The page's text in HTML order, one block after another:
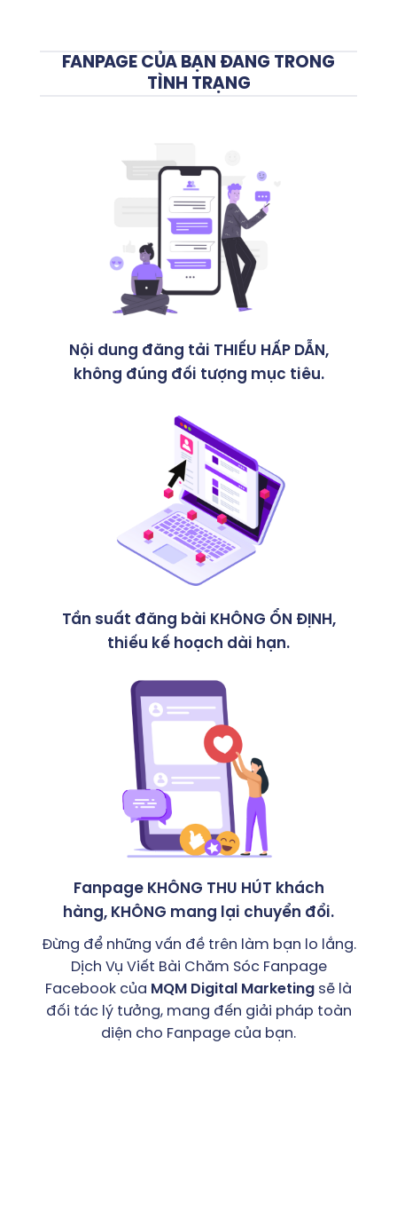
FANPAGE CỦA BẠN ĐANG TRONG
TÌNH TRẠNG
Nội dung đăng tải THIẾU HẤP DẪN,
không đúng đối tượng mục tiêu.
Tần suất đăng bài KHÔNG ỔN ĐỊNH,
thiếu kế hoạch dài hạn.
Fanpage KHÔNG THU HÚT khách
hàng, KHÔNG mang lại chuyển đổi.
Đừng để những vấn đề trên làm bạn lo lắng.
Dịch Vụ Viết Bài Chăm Sóc Fanpage
Facebook của MQM Digital Marketing sẽ là
đối tác lý tưởng, mang đến giải pháp toàn
diện cho Fanpage của bạn.